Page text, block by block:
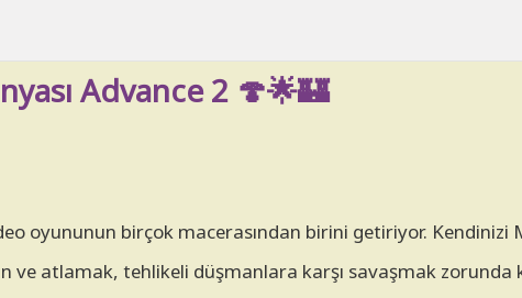
Advance 2 🍄🌟🏰
oyununun birçok macerasından birini getiriyor. Kendinizi
ve atlamak, tehlikeli düşmanlara karşı savaşmak zorunda